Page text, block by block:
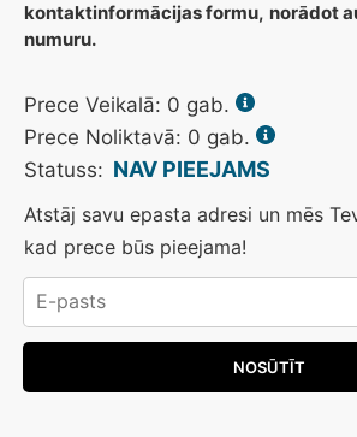
kontaktinformācijas formu, norādot
numuru.
Prece Veikalā: 0 gab.
Prece Noliktavā: 0 gab.
Statuss: NAV PIEEJAMS
Atstāj savu epasta adresi un mēs
kad prece būs pieejama!